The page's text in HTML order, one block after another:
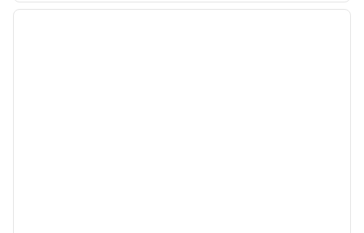
1 din 12